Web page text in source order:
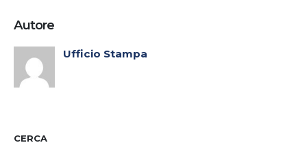
Autore
Ufficio Stampa
CERCA